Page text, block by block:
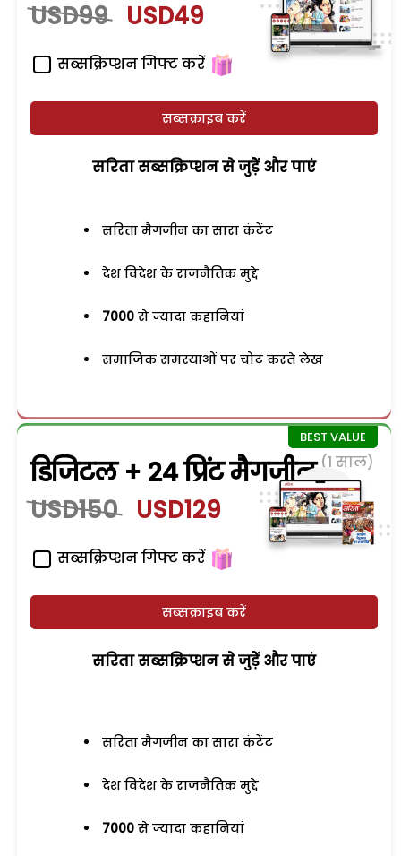
USD99 USD49
सब्सक्रिप्शन गिफ्ट करें
सब्सक्राइब करें
सरिता सब्सक्रिप्शन से जुड़ेें और पाएं
सरिता मैगजीन का सारा कंटेंट
देश विदेश के राजनैतिक मुद्दे
7000 से ज्यादा कहानियां
समाजिक समस्याओं पर चोट करते लेख
डिजिटल + 24 प्रिंट मैगजीन (1 साल)
USD150 USD129
सब्सक्रिप्शन गिफ्ट करें
सब्सक्राइब करें
सरिता सब्सक्रिप्शन से जुड़ेें और पाएं
सरिता मैगजीन का सारा कंटेंट
देश विदेश के राजनैतिक मुद्दे
7000 से ज्यादा कहानियां